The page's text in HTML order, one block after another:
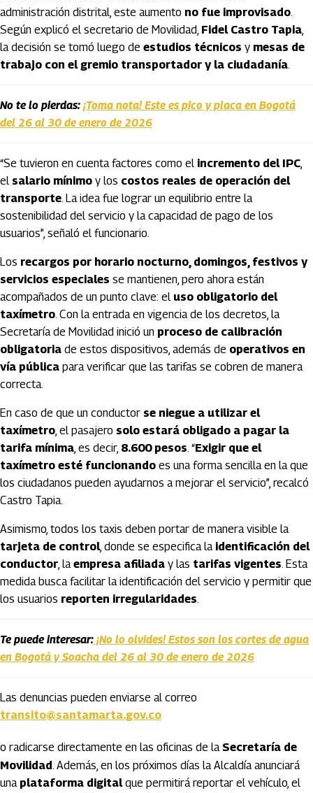
administración distrital, este aumento no fue improvisado.
Según explicó el secretario de Movilidad, Fidel Castro Tapia,
la decisión se tomó luego de estudios técnicos y mesas de
trabajo con el gremio transportador y la ciudadanía.
No te lo pierdas: ¡Toma nota! Este es pico y placa en Bogotá
del 26 al 30 de enero de 2026
“Se tuvieron en cuenta factores como el incremento del IPC,
el salario mínimo y los costos reales de operación del
transporte. La idea fue lograr un equilibrio entre la
sostenibilidad del servicio y la capacidad de pago de los
usuarios”, señaló el funcionario.
Los recargos por horario nocturno, domingos, festivos y
servicios especiales se mantienen, pero ahora están
acompañados de un punto clave: el uso obligatorio del
taxímetro. Con la entrada en vigencia de los decretos, la
Secretaría de Movilidad inició un proceso de calibración
obligatoria de estos dispositivos, además de operativos en
vía pública para verificar que las tarifas se cobren de manera
correcta.
En caso de que un conductor se niegue a utilizar el
taxímetro, el pasajero solo estará obligado a pagar la
tarifa mínima, es decir, 8.600 pesos. “Exigir que el
taxímetro esté funcionando es una forma sencilla en la que
los ciudadanos pueden ayudarnos a mejorar el servicio”, recalcó
Castro Tapia.
Asimismo, todos los taxis deben portar de manera visible la
tarjeta de control, donde se especifica la identificación del
conductor, laempresa afiliada y las tarifas vigentes. Esta
medida busca facilitar la identificación del servicio y permitir que
los usuarios reporten irregularidades.
Te puede interesar: ¡No lo olvides! Estos son los cortes de agua
en Bogotá y Soacha del 26 al 30 de enero de 2026
Las denuncias pueden enviarse al correo
transito@santamarta.gov.co
o radicarse directamente en las oficinas de laSecretaría de
Movilidad. Además, en los próximos días la Alcaldía anunciará
una plataforma digitalque permitirá reportar el vehículo, el